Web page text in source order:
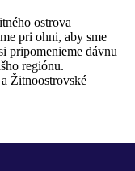
ostrova
pri ohni, aby sme
pripomenieme dávnu
regiónu.
Žitnoostrovské